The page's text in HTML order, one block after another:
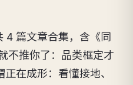
4 篇文章合集，含《同
不推你了：品类框定才
在成形：看懂接地、